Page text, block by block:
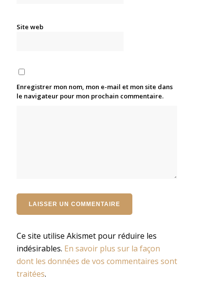
Site web
Enregistrer mon nom, mon e-mail et mon site dans
le navigateur pour mon prochain commentaire.
Ce site utilise Akismet pour réduire les
indésirables. En savoir plus sur la façon
dont les données de vos commentaires sont
traitées.